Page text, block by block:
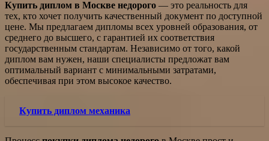
Купить диплом в Москве недорого — это реальность для
тех, кто хочет получить качественный документ по доступной
цене. Мы предлагаем дипломы всех уровней образования, от
среднего до высшего, с гарантией их соответствия
государственным стандартам. Независимо от того, какой
диплом вам нужен, наши специалисты предложат вам
оптимальный вариант с минимальными затратами,
обеспечивая при этом высокое качество.
Купить диплом механика